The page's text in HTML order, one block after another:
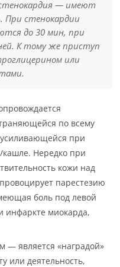
— имеют
При стенокардии
до 30 мин, при
К тому же приступ
или
по всему
при
кашле. Нередко при
кожи над
парестезию
боль под левой
инфаркте миокарда,
— является «наградой»
или деятельность,